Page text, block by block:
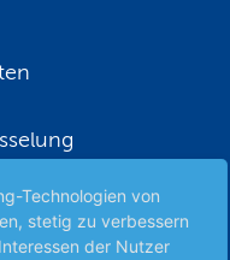
Technologien von
stetig zu verbessern
der Nutzer